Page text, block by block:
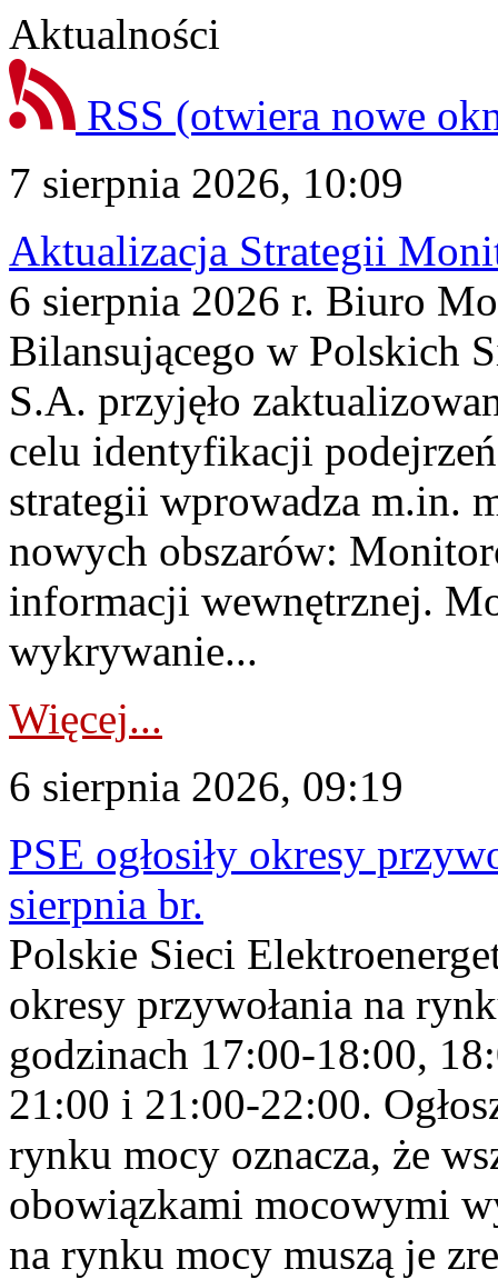
Aktualności
RSS (otwiera nowe
7 sierpnia 2026, 10:09
Aktualizacja Strategii
6 sierpnia 2026 r. Biuro
Bilansującego w Polskich
S.A. przyjęło
celu identyfikacji
strategii wprowadza m.in.
nowych obszarów:
informacji wewnętrznej.
wykrywanie...
Więcej...
6 sierpnia 2026, 09:19
PSE ogłosiły okresy
sierpnia br.
Polskie Sieci
okresy przywołania na
godzinach 17:00-18:00,
21:00 i 21:00-22:00.
rynku mocy oznacza, że
obowiązkami mocowymi
na rynku mocy muszą je